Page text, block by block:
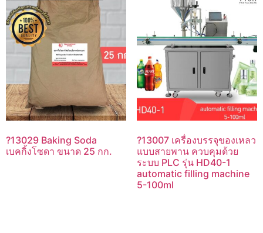
?13029 Baking Soda
เบคกิ้งโซดา ขนาด 25 กก.
?13007 เครื่องบรรจุของเหลว
แบบสายพาน ควบคุมด้วย
ระบบ PLC รุ่น HD40-1
automatic filling machine
5-100ml